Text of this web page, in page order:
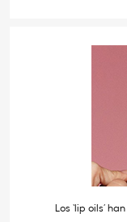
Los ‘lip oils’